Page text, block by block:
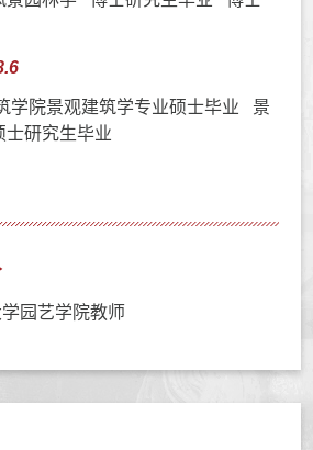
学院景观建筑学专业硕士毕业 景
研究生毕业
园艺学院教师